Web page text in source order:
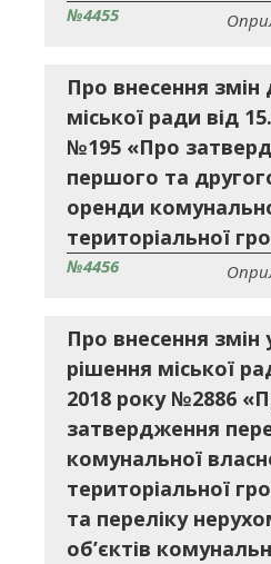
№4455
Про внесення змін
міської ради від
№195 «Про
першого та
оренди
територіальної
№4456
Про внесення
рішення міської
2018 року №2886
затвердження
комунальної
територіальної
та переліку
об’єктів